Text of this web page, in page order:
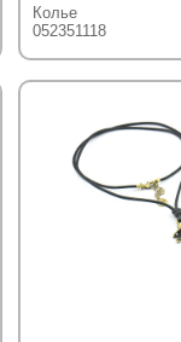
Колье
052351118